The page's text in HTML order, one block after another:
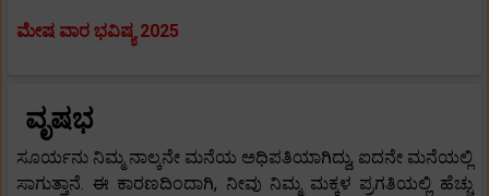
ಮೇಷ ವಾರ ಭವಿಷ್ಯ 2025
ವೃಷಭ
ಸೂರ್ಯನು ನಿಮ್ಮ ನಾಲ್ಕನೇ ಮನೆಯ ಅಧಿಪತಿಯಾಗಿದ್ದು, ಐದನೇ ಮನೆಯಲ್ಲಿ
ಸಾಗುತ್ತಾನೆ. ಈ ಕಾರಣದಿಂದಾಗಿ, ನೀವು ನಿಮ್ಮ ಮಕ್ಕಳ ಪ್ರಗತಿಯಲ್ಲಿ ಹೆಚ್ಚು